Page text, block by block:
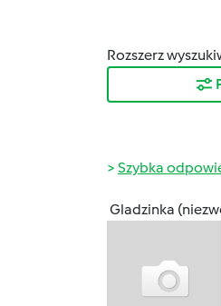
Rozszerz
Szybka
Gladzinka